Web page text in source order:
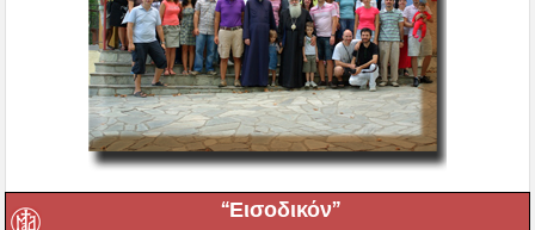
“Εισοδικόν”